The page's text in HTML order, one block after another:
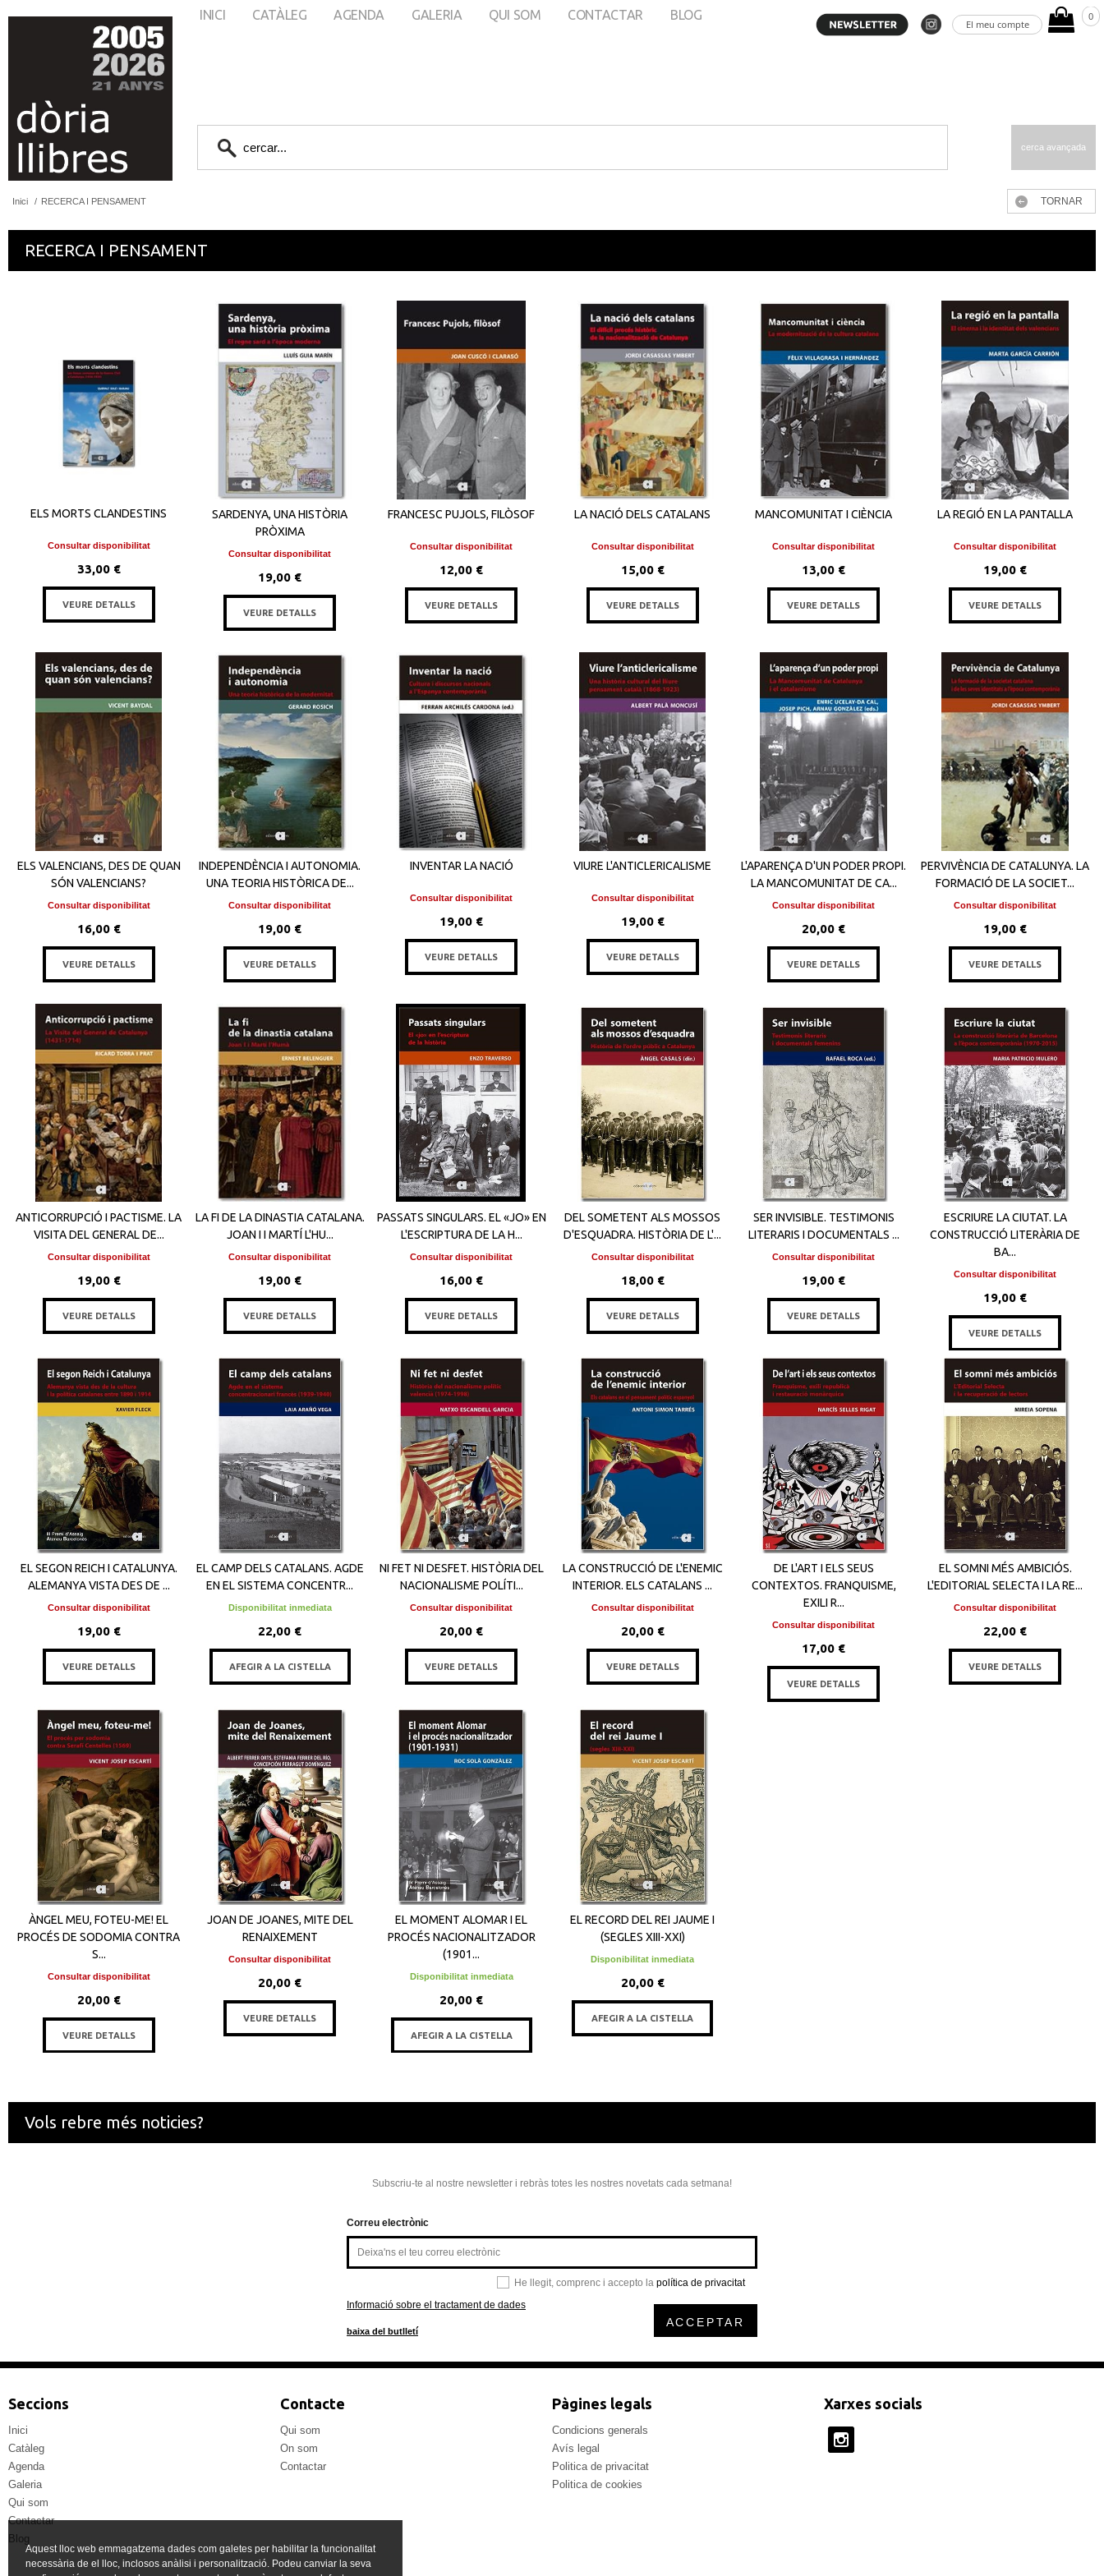
El meu compte
0
INICI CATÀLEG AGENDA GALERIA QUI SOM CONTACTAR BLOG
cerca avançada
Inici / RECERCA I PENSAMENT TORNAR
RECERCA I PENSAMENT
ELS MORTS CLANDESTINS
Consultar disponibilitat
33,00 €
VEURE DETALLS
SARDENYA, UNA HISTÒRIA
PRÒXIMA
Consultar disponibilitat
19,00 €
VEURE DETALLS
FRANCESC PUJOLS, FILÒSOF
Consultar disponibilitat
12,00 €
VEURE DETALLS
LA NACIÓ DELS CATALANS
Consultar disponibilitat
15,00 €
VEURE DETALLS
MANCOMUNITAT I CIÈNCIA
Consultar disponibilitat
13,00 €
VEURE DETALLS
LA REGIÓ EN LA PANTALLA
Consultar disponibilitat
19,00 €
VEURE DETALLS
ELS VALENCIANS, DES DE QUAN
SÓN VALENCIANS?
Consultar disponibilitat
16,00 €
VEURE DETALLS
INDEPENDÈNCIA I AUTONOMIA.
UNA TEORIA HISTÒRICA DE...
Consultar disponibilitat
19,00 €
VEURE DETALLS
INVENTAR LA NACIÓ
Consultar disponibilitat
19,00 €
VEURE DETALLS
VIURE L'ANTICLERICALISME
Consultar disponibilitat
19,00 €
VEURE DETALLS
L'APARENÇA D'UN PODER PROPI.
LA MANCOMUNITAT DE CA...
Consultar disponibilitat
20,00 €
VEURE DETALLS
PERVIVÈNCIA DE CATALUNYA. LA
FORMACIÓ DE LA SOCIET...
Consultar disponibilitat
19,00 €
VEURE DETALLS
ANTICORRUPCIÓ I PACTISME. LA
VISITA DEL GENERAL DE...
Consultar disponibilitat
19,00 €
VEURE DETALLS
LA FI DE LA DINASTIA CATALANA.
JOAN I I MARTÍ L'HU...
Consultar disponibilitat
19,00 €
VEURE DETALLS
PASSATS SINGULARS. EL «JO» EN
L'ESCRIPTURA DE LA H...
Consultar disponibilitat
16,00 €
VEURE DETALLS
DEL SOMETENT ALS MOSSOS
D'ESQUADRA. HISTÒRIA DE L'...
Consultar disponibilitat
18,00 €
VEURE DETALLS
SER INVISIBLE. TESTIMONIS
LITERARIS I DOCUMENTALS ...
Consultar disponibilitat
19,00 €
VEURE DETALLS
ESCRIURE LA CIUTAT. LA
CONSTRUCCIÓ LITERÀRIA DE
BA...
Consultar disponibilitat
19,00 €
VEURE DETALLS
EL SEGON REICH I CATALUNYA.
ALEMANYA VISTA DES DE ...
Consultar disponibilitat
19,00 €
VEURE DETALLS
EL CAMP DELS CATALANS. AGDE
EN EL SISTEMA CONCENTR...
Disponibilitat inmediata
22,00 €
AFEGIR A LA CISTELLA
NI FET NI DESFET. HISTÒRIA DEL
NACIONALISME POLÍTI...
Consultar disponibilitat
20,00 €
VEURE DETALLS
LA CONSTRUCCIÓ DE L'ENEMIC
INTERIOR. ELS CATALANS ...
Consultar disponibilitat
20,00 €
VEURE DETALLS
DE L'ART I ELS SEUS
CONTEXTOS. FRANQUISME,
EXILI R...
Consultar disponibilitat
17,00 €
VEURE DETALLS
EL SOMNI MÉS AMBICIÓS.
L'EDITORIAL SELECTA I LA RE...
Consultar disponibilitat
22,00 €
VEURE DETALLS
ÀNGEL MEU, FOTEU-ME! EL
PROCÉS DE SODOMIA CONTRA
S...
Consultar disponibilitat
20,00 €
VEURE DETALLS
JOAN DE JOANES, MITE DEL
RENAIXEMENT
Consultar disponibilitat
20,00 €
VEURE DETALLS
EL MOMENT ALOMAR I EL
PROCÉS NACIONALITZADOR
(1901...
Disponibilitat inmediata
20,00 €
AFEGIR A LA CISTELLA
EL RECORD DEL REI JAUME I
(SEGLES XIII-XXI)
Disponibilitat inmediata
20,00 €
AFEGIR A LA CISTELLA
Vols rebre més noticies?
Subscriu-te al nostre newsletter i rebràs totes les nostres novetats cada setmana!
Correu electrònic
He llegit, comprenc i accepto la política de privacitat
Informació sobre el tractament de dades
baixa del butlletí
ACCEPTAR
Seccions
Inici
Catàleg
Agenda
Galeria
Qui som
Contactar
Blog
Contacte
Qui som
On som
Contactar
Pàgines legals
Condicions generals
Avís legal
Politica de privacitat
Politica de cookies
Xarxes socials
Aquest lloc web emmagatzema dades com galetes per habilitar la funcionalitat
necessària de el lloc, inclosos anàlisi i personalització. Podeu canviar la seva